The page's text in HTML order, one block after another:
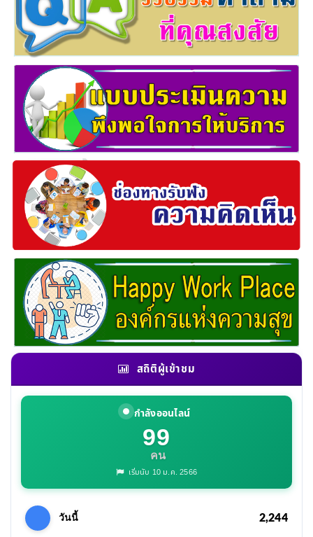
สถิติผู้เข้าชม
กำลังออนไลน์
99
คน
เริ่มนับ 10 ม.ค. 2566
วันนี้ 2,244